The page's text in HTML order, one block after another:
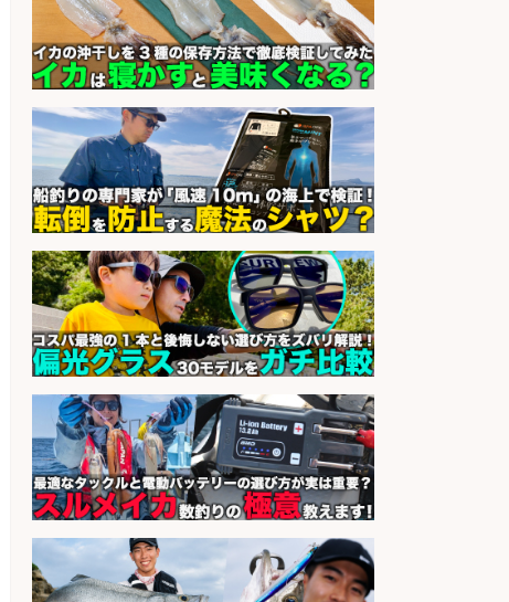
上げ、食とエンタメで地域を元気に!
店長候補募集
魚と肴 いとおかし 魚と肴 いとお
かし
sponsored by 求人ボックス
魚の「バイヤー」貴方の目利きでヒ
ットを生む、裁量バイヤー募集
会社名 株式会社コムライン
sponsored by 求人ボックス
フィッシング用品の「製品開発設
計」
会社名 メガバス株式会社
sponsored by 求人ボックス
和食, 居酒屋/キッチンスタッフ/天草
の魚と馬刺しの店 キッチンスタッフ
正社員募集
天草の魚と馬刺しの店 魚粋 天草